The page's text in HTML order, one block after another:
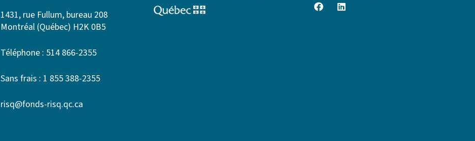
1431, rue Fullum, bureau 208
Montréal (Québec) H2K 0B5
Téléphone : 514 866-2355
Sans frais : 1 855 388-2355
risq@fonds-risq.qc.ca